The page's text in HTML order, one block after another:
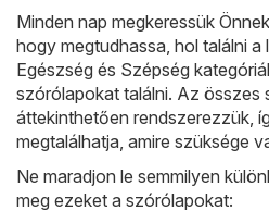
Minden nap megkeressük
hogy megtudhassa, hol találni a
Egészség és Szépség
szórólapokat találni. Az összes
áttekinthetően rendszerezzük,
megtalálhatja, amire szüksége
Ne maradjon le semmilyen
meg ezeket a szórólapokat: